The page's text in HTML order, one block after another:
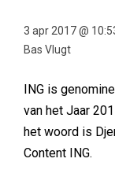
3 apr 2017 @
Bas Vlugt
ING is
van het Jaar
het woord is
Content ING.